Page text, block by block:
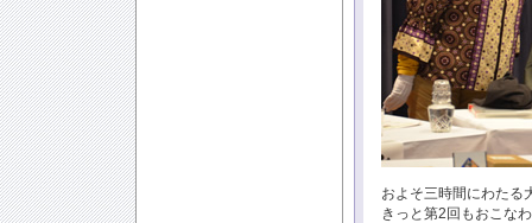
およそ三時間にわたる
きっと第2回もおこな